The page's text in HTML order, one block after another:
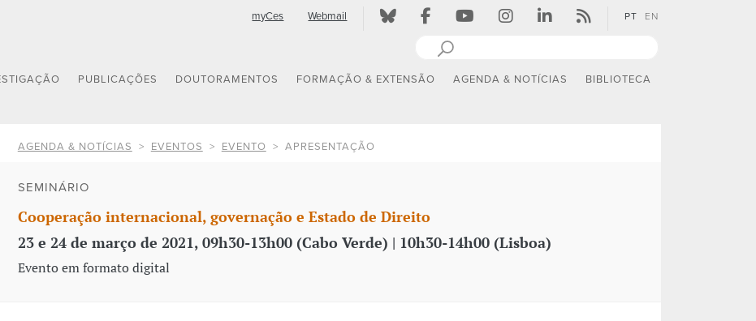
myCes Webmail PT EN
PUBLICAÇÕES DOUTORAMENTOS FORMAÇÃO & EXTENSÃO AGENDA & NOTÍCIAS BIBLIOTECA
AGENDA & NOTÍCIAS EVENTOS EVENTO APRESENTAÇÃO
SEMINÁRIO
Cooperação internacional, governação e Estado de Direito
23 e 24 de março de 2021, 09h30-13h00 (Cabo Verde) | 10h30-14h00 (Lisboa)
Evento em formato digital